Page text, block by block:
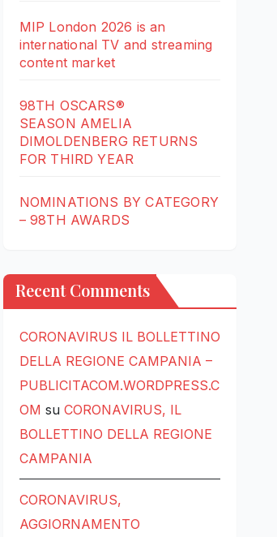
MIP London 2026 is an
international TV and streaming
content market
98TH OSCARS®
SEASON AMELIA
DIMOLDENBERG RETURNS
FOR THIRD YEAR
NOMINATIONS BY CATEGORY
– 98TH AWARDS
Recent Comments
CORONAVIRUS IL BOLLETTINO
DELLA REGIONE CAMPANIA –
PUBLICITACOM.WORDPRESS.C
OM su CORONAVIRUS, IL
BOLLETTINO DELLA REGIONE
CAMPANIA
CORONAVIRUS,
AGGIORNAMENTO